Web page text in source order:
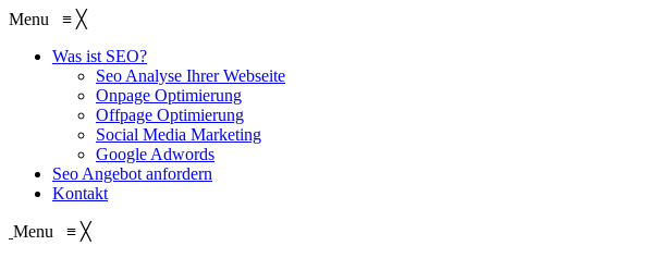
Menu ≡ ╳
Was ist SEO?
Seo Analyse Ihrer Webseite
Onpage Optimierung
Offpage Optimierung
Social Media Marketing
Google Adwords
Seo Angebot anfordern
Kontakt
Menu ≡ ╳